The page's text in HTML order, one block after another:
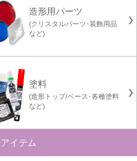
造形用パーツ
(クリスタルパーツ･装飾用品
など)
塗料
(造形トップ/ベース･各種塗料
など)
イテム